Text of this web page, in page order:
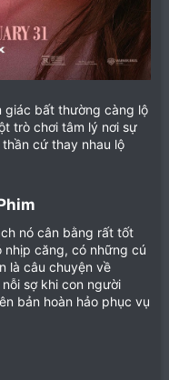
giác bất thường càng lộ
trò chơi tâm lý nơi sự
cứ thay nhau lộ
nó cân bằng rất tốt
căng, có những cú
là câu chuyện về
sợ khi con người
bản hoàn hảo phục vụ